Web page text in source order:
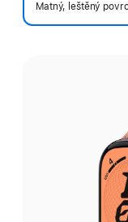
Matný, leštěný